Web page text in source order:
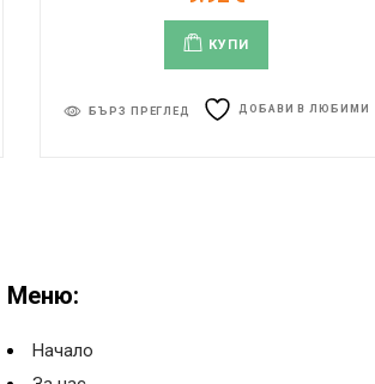
КУПИ
БЪРЗ ПРЕГЛЕД ДОБАВИ В ЛЮБИМИ
Меню:
Начало